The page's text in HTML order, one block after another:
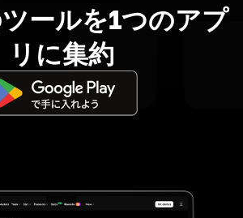
ールを1つのアプ
リに集約